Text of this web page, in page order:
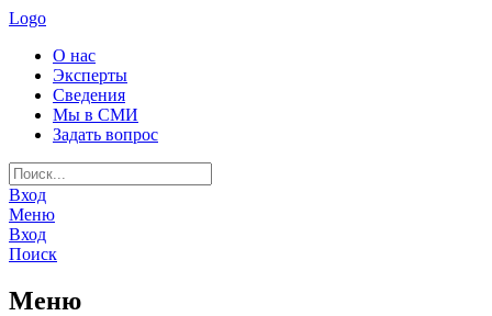
Logo
О нас
Эксперты
Сведения
Мы в СМИ
Задать вопрос
Вход
Меню
Вход
Поиск
Меню